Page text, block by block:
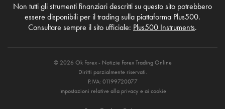
Non tutti gli strumenti finanziari descritti su questo sito potrebbero
essere disponibili per il trading sulla piattaforma Plus500.
Consultare sempre il sito ufficiale: Plus500 Instruments.
© 2026 Ok Forex - Notizie Forex Trading Online
Diritti parzialmente riservati.
P.IVA: 01199720077
Impostazioni relative alla privacy e ai cookie